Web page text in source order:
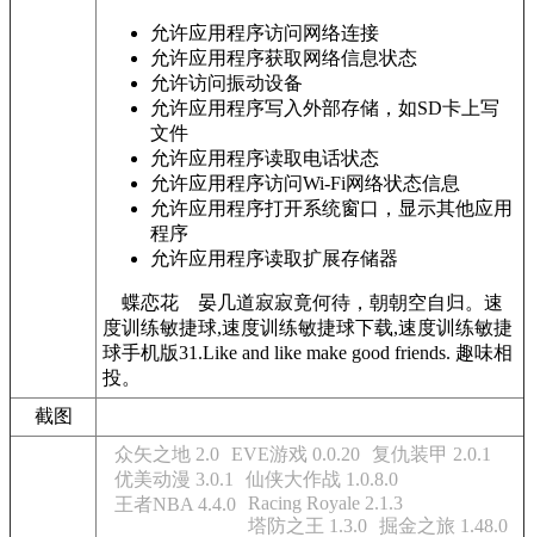
允许应用程序访问网络连接
允许应用程序获取网络信息状态
允许访问振动设备
允许应用程序写入外部存储，如SD卡上写
文件
允许应用程序读取电话状态
允许应用程序访问Wi-Fi网络状态信息
允许应用程序打开系统窗口，显示其他应用
程序
允许应用程序读取扩展存储器
蝶恋花 晏几道寂寂竟何待，朝朝空自归。速
度训练敏捷球,速度训练敏捷球下载,速度训练敏捷
球手机版31.Like and like make good friends. 趣味相
投。
截图
众矢之地 2.0 EVE游戏 0.0.20
复仇装甲 2.0.1
优美动漫 3.0.1
仙侠大作战 1.0.8.0
王者NBA 4.4.0
Racing Royale 2.1.3
塔防之王 1.3.0 掘金之旅 1.48.0